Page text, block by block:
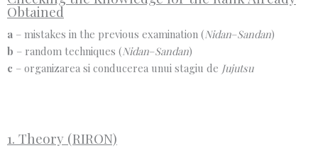
Obtained
a – mistakes in the previous examination (Nidan–Sandan)
b – random techniques (Nidan–Sandan)
c – organizarea si conducerea unui stagiu de Jujutsu
1. Theory (RIRON)